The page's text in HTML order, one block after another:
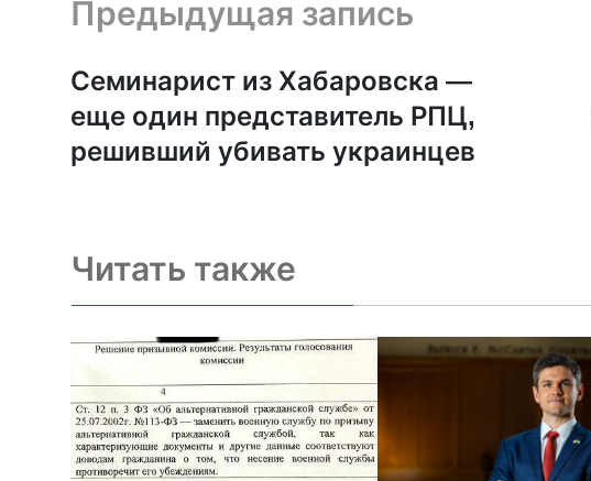
Предыдущая запись
Семинарист из Хабаровска —
еще один представитель РПЦ,
решивший убивать украинцев
Читать также